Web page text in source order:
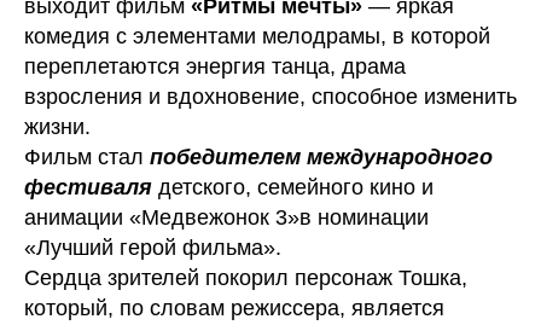
выходит фильм «Ритмы мечты» — яркая
комедия с элементами мелодрамы, в которой
переплетаются энергия танца, драма
взросления и вдохновение, способное изменить
жизни.
Фильм стал победителем международного
фестиваля детского, семейного кино и
анимации «Медвежонок 3»в номинации
«Лучший герой фильма».
Сердца зрителей покорил персонаж Тошка,
который, по словам режиссера, является